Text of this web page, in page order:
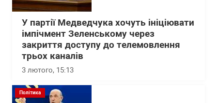
У партії Медведчука хочуть ініціювати
імпічмент Зеленському через
закриття доступу до телемовлення
трьох каналів
3 лютого, 15:13
Політика